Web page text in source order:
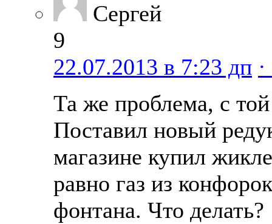
Сергей
9
22.07.2013 в 7:23 дп
Та же проблема, с
Поставил новый
магазине купил
равно газ из
фонтана. Что делать?